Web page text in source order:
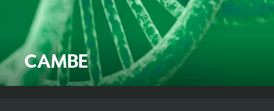
CAMBE